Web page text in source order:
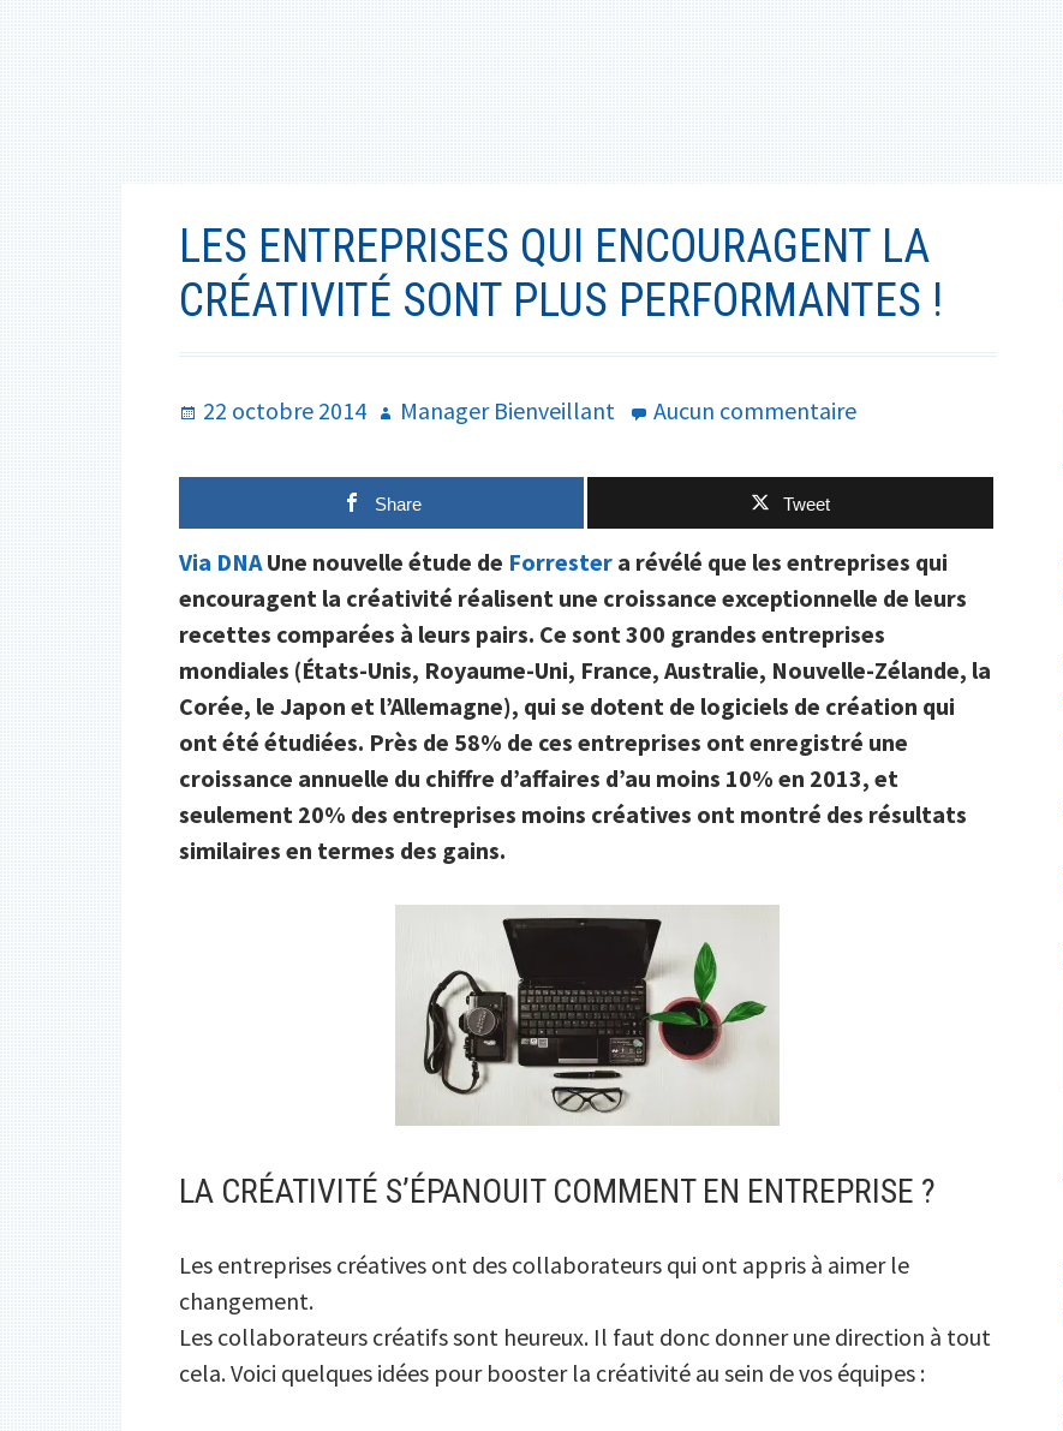
LES ENTREPRISES QUI ENCOURAGENT LA
CRÉATIVITÉ SONT PLUS PERFORMANTES !
Publié
22 octobre 2014 Auteur
Manager Bienveillant Aucun commentairesur
entreprises
encouragent
la
créativité
sont
plus
performantes
!
Share Tweet
Via DNAUne nouvelle étude de Forrester a révélé que les entreprises qui
encouragent la créativité réalisent une croissance exceptionnelle de leurs
recettes comparées à leurs pairs. Ce sont 300 grandes entreprises
mondiales (États-Unis, Royaume-Uni, France, Australie, Nouvelle-Zélande, la
Corée, le Japon et l’Allemagne), qui se dotent de logiciels de création qui
ont été étudiées. Près de 58% de ces entreprises ont enregistré une
croissance annuelle du chiffre d’affaires d’au moins 10% en 2013, et
seulement 20% des entreprises moins créatives ont montré des résultats
similaires en termes des gains.
LA CRÉATIVITÉ S’ÉPANOUIT COMMENT EN ENTREPRISE ?
Les entreprises créatives ont des collaborateurs qui ont appris à aimer le
changement.
Les collaborateurs créatifs sont heureux. Il faut donc donner une direction à tout
cela. Voici quelques idées pour booster la créativité au sein de vos équipes :